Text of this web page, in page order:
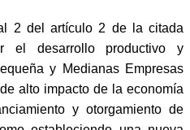
2 del artículo 2 de la citada
el desarrollo productivo y
y Medianas Empresas
alto impacto de la economía
y otorgamiento de